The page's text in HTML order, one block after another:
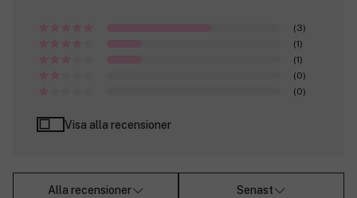
(3)
(1)
(1)
(0)
(0)
Visa alla recensioner
Alla recensioner Senast